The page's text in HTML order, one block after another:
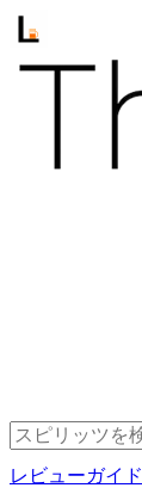
レビューガイド